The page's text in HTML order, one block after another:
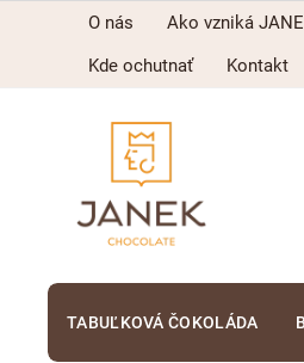
O nás Ako vzniká
Kde ochutnať
Kontakt
TABUĽKOVÁ ČOKOLÁDA